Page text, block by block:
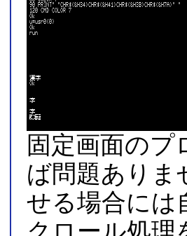
固定画面の
ば問題ありま
せる場合には